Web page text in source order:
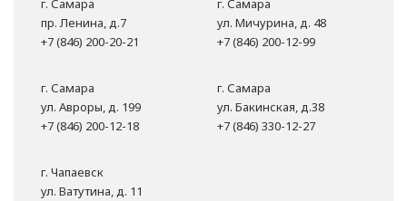
г. Самара
пр. Ленина, д.7
+7 (846) 200-20-21
г. Самара
ул. Мичурина, д. 48
+7 (846) 200-12-99
г. Самара
ул. Авроры, д. 199
+7 (846) 200-12-18
г. Самара
ул. Бакинская, д.38
+7 (846) 330-12-27
г. Чапаевск
ул. Ватутина, д. 11